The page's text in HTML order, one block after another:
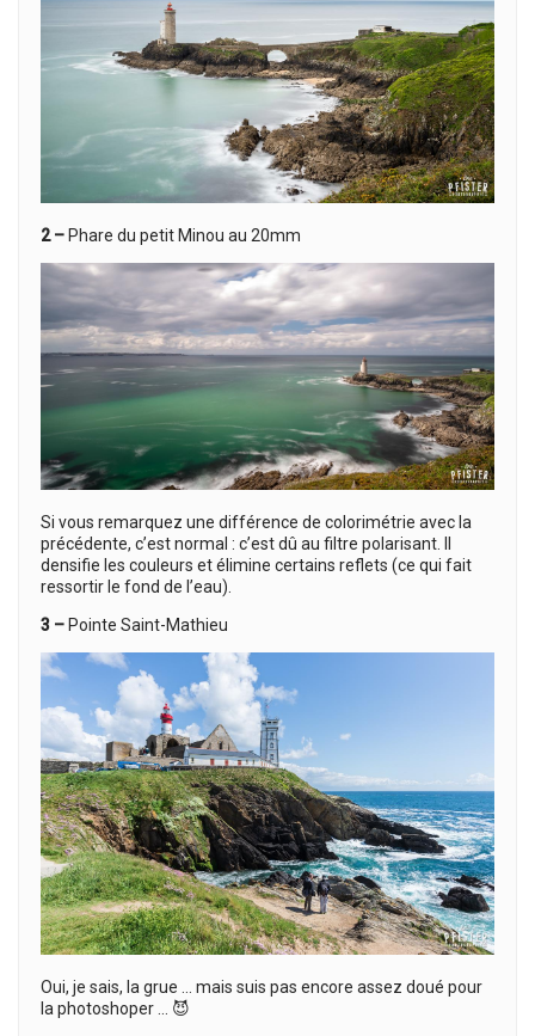
2 – Phare du petit Minou au 20mm
Si vous remarquez une différence de colorimétrie avec la
précédente, c’est normal : c’est dû au filtre polarisant. Il
densifie les couleurs et élimine certains reflets (ce qui fait
ressortir le fond de l’eau).
3 – Pointe Saint-Mathieu
Oui, je sais, la grue … mais suis pas encore assez doué pour
la photoshoper … 😈